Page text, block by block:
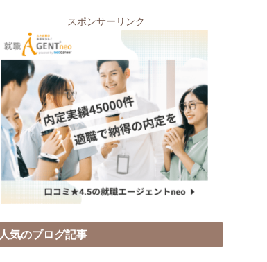
スポンサーリンク
人気のブログ記事